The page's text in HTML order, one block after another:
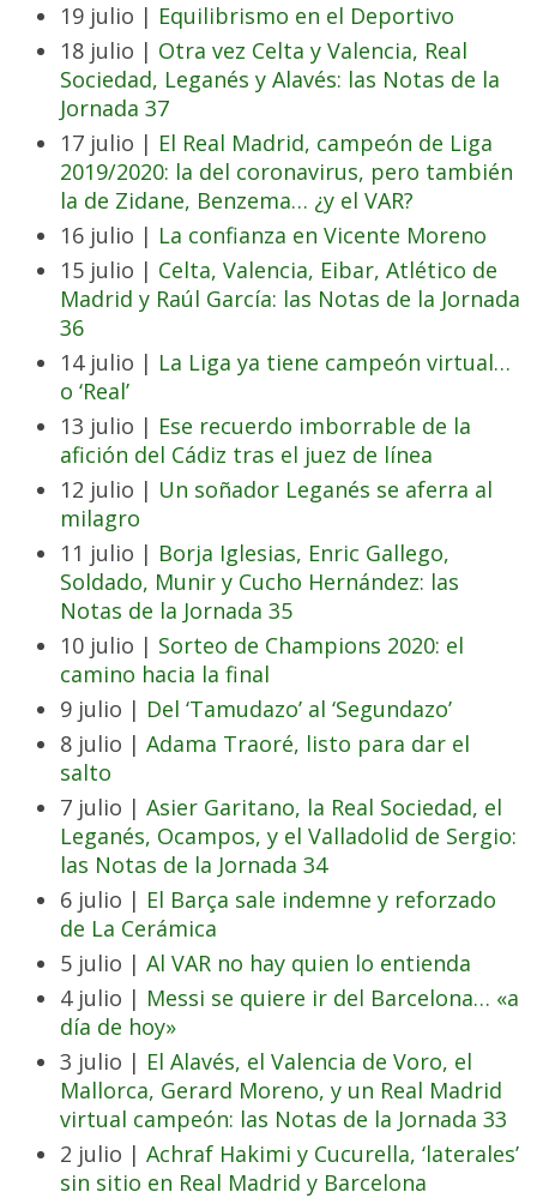
19 julio | Equilibrismo en el Deportivo
18 julio | Otra vez Celta y Valencia, Real
Sociedad, Leganés y Alavés: las Notas de la
Jornada 37
17 julio | El Real Madrid, campeón de Liga
2019/2020: la del coronavirus, pero también
la de Zidane, Benzema… ¿y el VAR?
16 julio | La confianza en Vicente Moreno
15 julio | Celta, Valencia, Eibar, Atlético de
Madrid y Raúl García: las Notas de la Jornada
36
14 julio | La Liga ya tiene campeón virtual…
o ‘Real’
13 julio | Ese recuerdo imborrable de la
afición del Cádiz tras el juez de línea
12 julio | Un soñador Leganés se aferra al
milagro
11 julio | Borja Iglesias, Enric Gallego,
Soldado, Munir y Cucho Hernández: las
Notas de la Jornada 35
10 julio | Sorteo de Champions 2020: el
camino hacia la final
9 julio | Del ‘Tamudazo’ al ‘Segundazo’
8 julio | Adama Traoré, listo para dar el
salto
7 julio | Asier Garitano, la Real Sociedad, el
Leganés, Ocampos, y el Valladolid de Sergio:
las Notas de la Jornada 34
6 julio | El Barça sale indemne y reforzado
de La Cerámica
5 julio | Al VAR no hay quien lo entienda
4 julio | Messi se quiere ir del Barcelona… «a
día de hoy»
3 julio | El Alavés, el Valencia de Voro, el
Mallorca, Gerard Moreno, y un Real Madrid
virtual campeón: las Notas de la Jornada 33
2 julio | Achraf Hakimi y Cucurella, ‘laterales’
sin sitio en Real Madrid y Barcelona